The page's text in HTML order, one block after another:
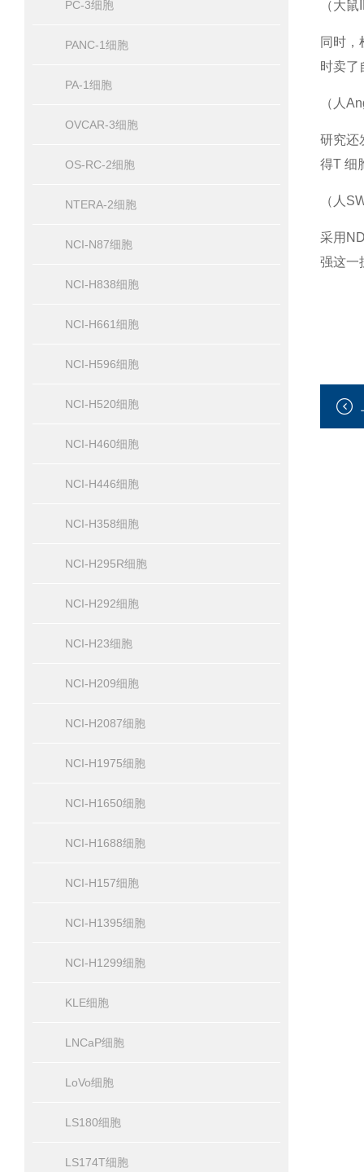
PC-3细胞
PANC-1细胞
PA-1细胞
OVCAR-3细胞
OS-RC-2细胞
NTERA-2细胞
NCI-N87细胞
NCI-H838细胞
NCI-H661细胞
NCI-H596细胞
NCI-H520细胞
NCI-H460细胞
NCI-H446细胞
NCI-H358细胞
NCI-H295R细胞
NCI-H292细胞
NCI-H23细胞
NCI-H209细胞
NCI-H2087细胞
NCI-H1975细胞
NCI-H1650细胞
NCI-H1688细胞
NCI-H157细胞
NCI-H1395细胞
NCI-H1299细胞
KLE细胞
LNCaP细胞
LoVo细胞
LS180细胞
LS174T细胞
（大
同时，
时卖了
（人
研究还
得T 细
（人
采用
强这一